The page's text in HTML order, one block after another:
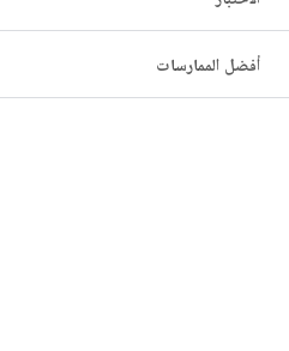
أفضل الممارسات